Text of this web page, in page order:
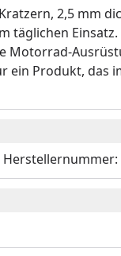
2,5 mm
Motorrad-
ein Produkt, das